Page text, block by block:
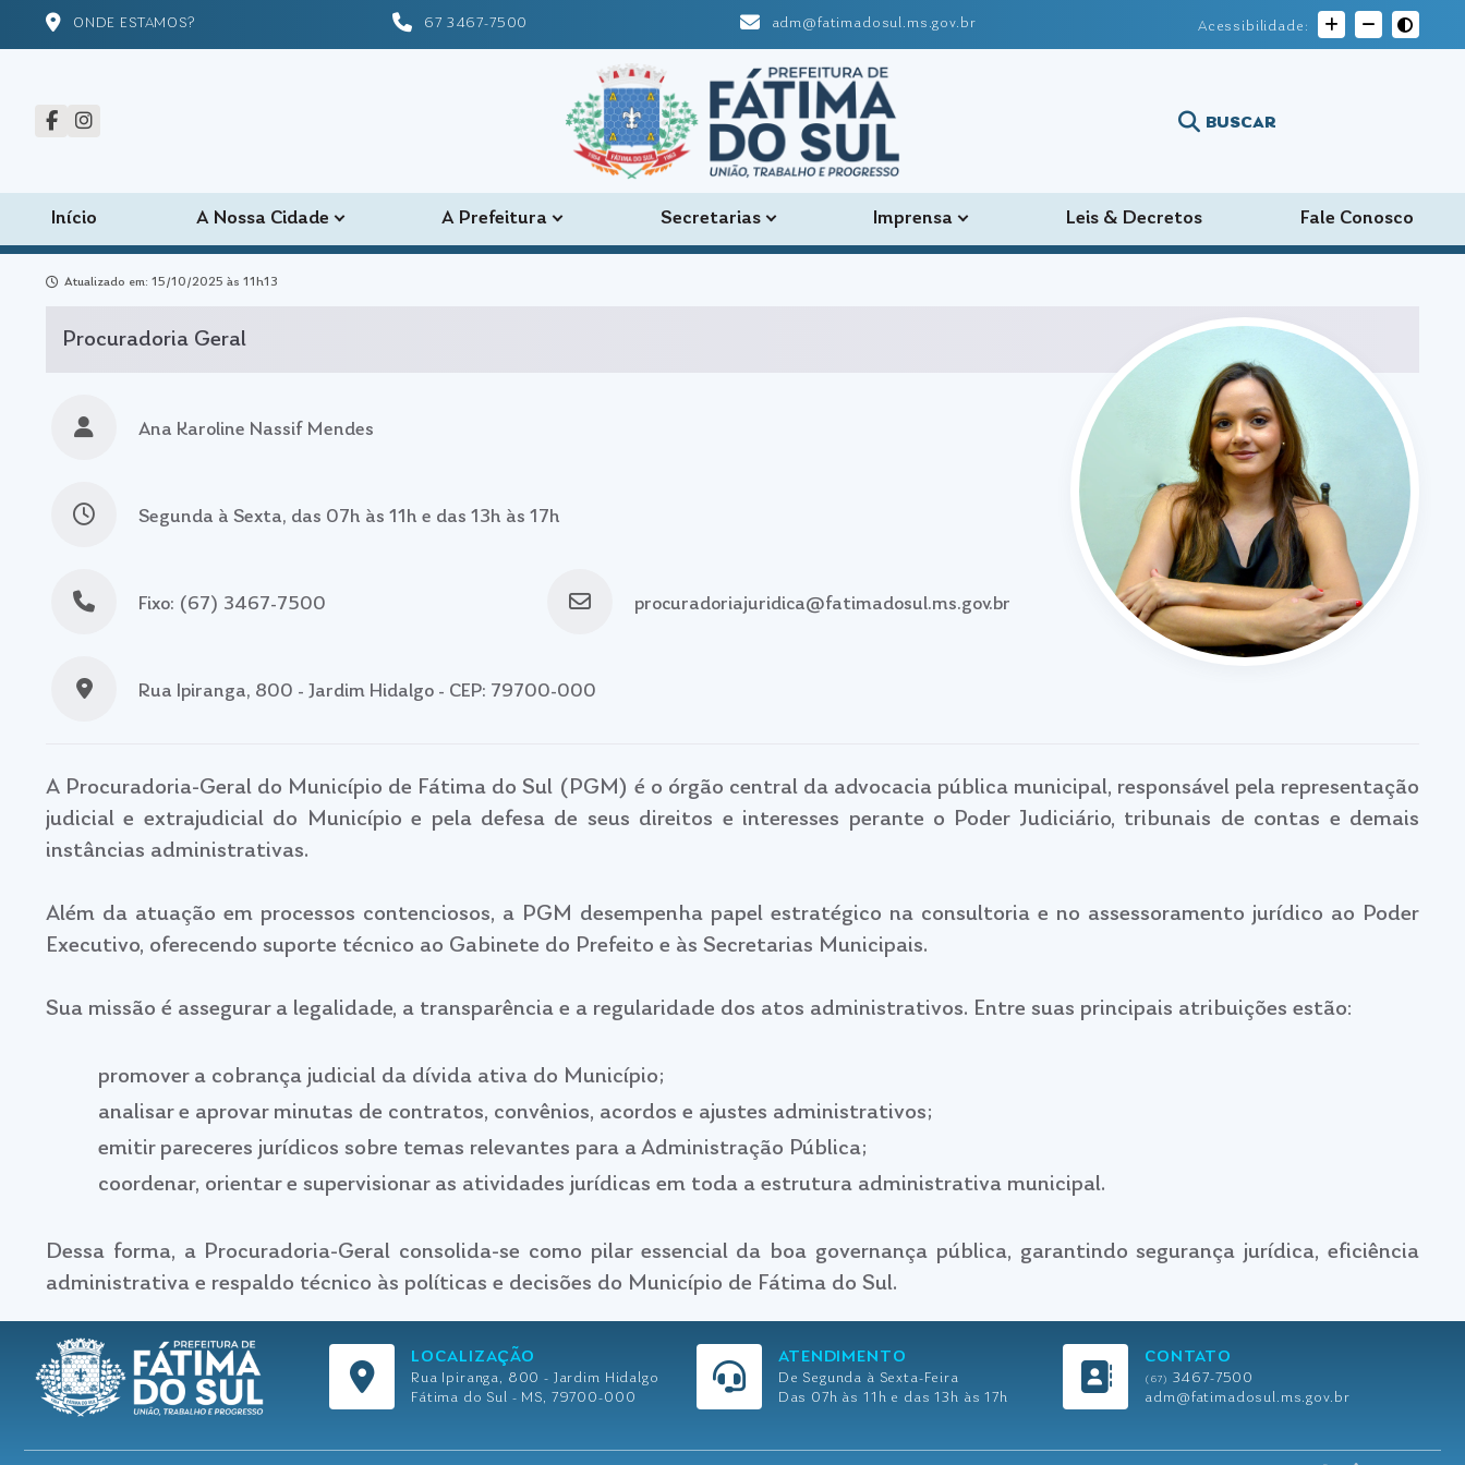
ONDE ESTAMOS? 67 3467-7500 adm@fatimadosul.ms.gov.br Acessibilidade:
BUSCAR
Início A Nossa Cidade A Prefeitura Secretarias Imprensa Leis & Decretos Fale Conosco
Atualizado em: 15/10/2025 às 11h13
Procuradoria Geral
Ana Karoline Nassif Mendes
Segunda à Sexta, das 07h às 11h e das 13h às 17h
Fixo: (67) 3467-7500 procuradoriajuridica@fatimadosul.ms.gov.br
Rua Ipiranga, 800 - Jardim Hidalgo - CEP: 79700-000
A Procuradoria-Geral do Município de Fátima do Sul (PGM) é o órgão central da advocacia pública municipal, responsável pela representação
judicial e extrajudicial do Município e pela defesa de seus direitos e interesses perante o Poder Judiciário, tribunais de contas e demais
instâncias administrativas.
Além da atuação em processos contenciosos, a PGM desempenha papel estratégico na consultoria e no assessoramento jurídico ao Poder
Executivo, oferecendo suporte técnico ao Gabinete do Prefeito e às Secretarias Municipais.
Sua missão é assegurar a legalidade, a transparência e a regularidade dos atos administrativos. Entre suas principais atribuições estão:
promover a cobrança judicial da dívida ativa do Município;
analisar e aprovar minutas de contratos, convênios, acordos e ajustes administrativos;
emitir pareceres jurídicos sobre temas relevantes para a Administração Pública;
coordenar, orientar e supervisionar as atividades jurídicas em toda a estrutura administrativa municipal.
Dessa forma, a Procuradoria-Geral consolida-se como pilar essencial da boa governança pública, garantindo segurança jurídica, eficiência
administrativa e respaldo técnico às políticas e decisões do Município de Fátima do Sul.
LOCALIZAÇÃO
Rua Ipiranga, 800 - Jardim Hidalgo
Fátima do Sul - MS, 79700-000
ATENDIMENTO
De Segunda à Sexta-Feira
Das 07h às 11h e das 13h às 17h
CONTATO
(67) 3467-7500
adm@fatimadosul.ms.gov.br